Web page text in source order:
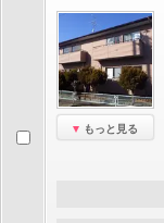
もっと見る